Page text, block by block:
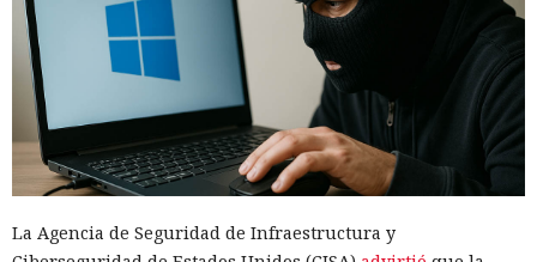
La Agencia de Seguridad de Infraestructura y